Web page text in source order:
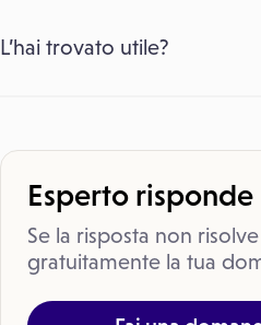
L’hai trovato utile?
Esperto risponde
Se la risposta non
gratuitamente la tua